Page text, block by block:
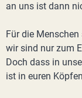
an uns ist dann
Für die
wir sind nur zum
Doch dass in
ist in euren